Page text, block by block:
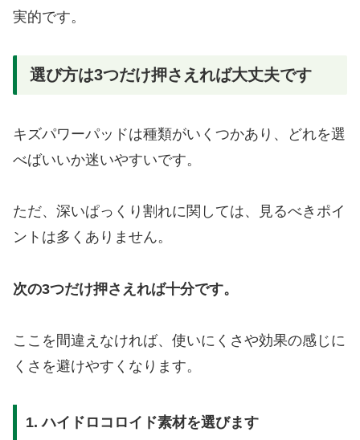
実的です。
選び方は3つだけ押さえれば大丈夫です
キズパワーパッドは種類がいくつかあり、どれを選
べばいいか迷いやすいです。
ただ、深いぱっくり割れに関しては、見るべきポイ
ントは多くありません。
次の3つだけ押さえれば十分です。
ここを間違えなければ、使いにくさや効果の感じに
くさを避けやすくなります。
1. ハイドロコロイド素材を選びます